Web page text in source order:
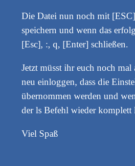
Die Datei nun noch mit
speichern und wenn das
[Esc], :, q, [Enter] schließen.
Jetzt müsst ihr euch noch mal
neu einloggen, dass die
übernommen werden und
der ls Befehl wieder komplett
Viel Spaß